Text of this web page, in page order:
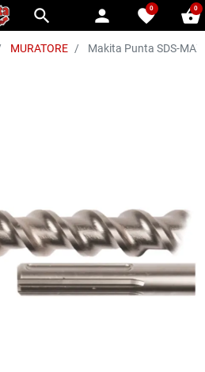
search person favorite
0 shopping_basket
0
MURATORE Makita Punta SDS-